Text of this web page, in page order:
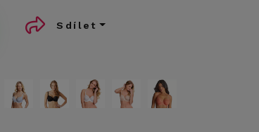
Sdílet